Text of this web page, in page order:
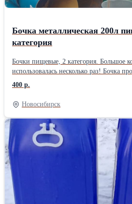
Бочка металлическая 200л
категория
Бочки пищевые, 2 категория. Большое
использовалась несколько раз! Бочка
рублей при покупке от 10 штук! В
адрес: г. Новосибирск, ул. Автомобилистов
работы: с понедельника по пятницу с 9
Выходной: суббота и воскресение. Телефон: 8 960 789 22 00 Эл.
почта: promtaransk@mail.ru
400 р.
Новосибирск